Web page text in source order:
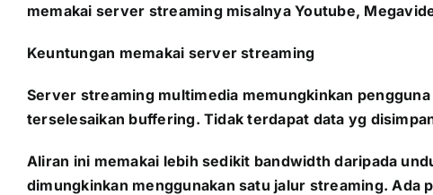
memakai server streaming misalnya Youtube,
Keuntungan memakai server streaming
Server streaming multimedia memungkinkan
terselesaikan buffering. Tidak terdapat data yg
Aliran ini memakai lebih sedikit bandwidth daripada
dimungkinkan menggunakan satu jalur streaming.